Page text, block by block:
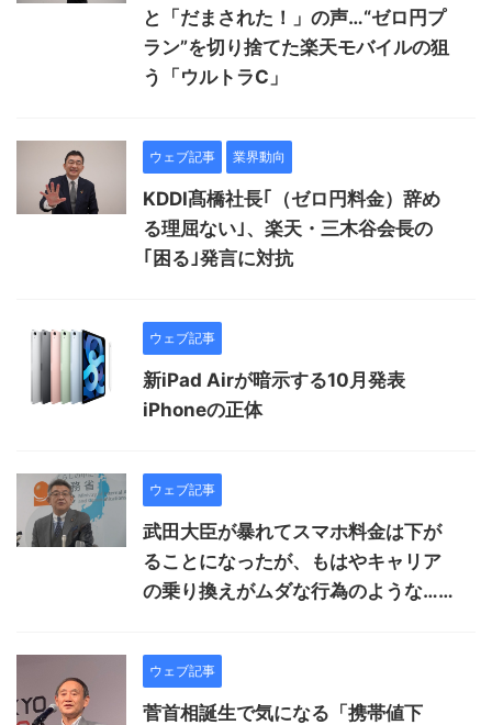
と「だまされた！」の声…“ゼロ円プ
ラン”を切り捨てた楽天モバイルの狙
う「ウルトラC」
ウェブ記事 業界動向
KDDI髙橋社長｢（ゼロ円料金）辞め
る理屈ない｣、楽天・三木谷会長の
｢困る｣発言に対抗
ウェブ記事
新iPad Airが暗示する10月発表
iPhoneの正体
ウェブ記事
武田大臣が暴れてスマホ料金は下が
ることになったが、もはやキャリア
の乗り換えがムダな行為のような……
ウェブ記事
菅首相誕生で気になる「携帯値下